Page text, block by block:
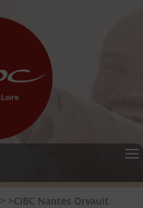
> >CIBC Nantes Orvault